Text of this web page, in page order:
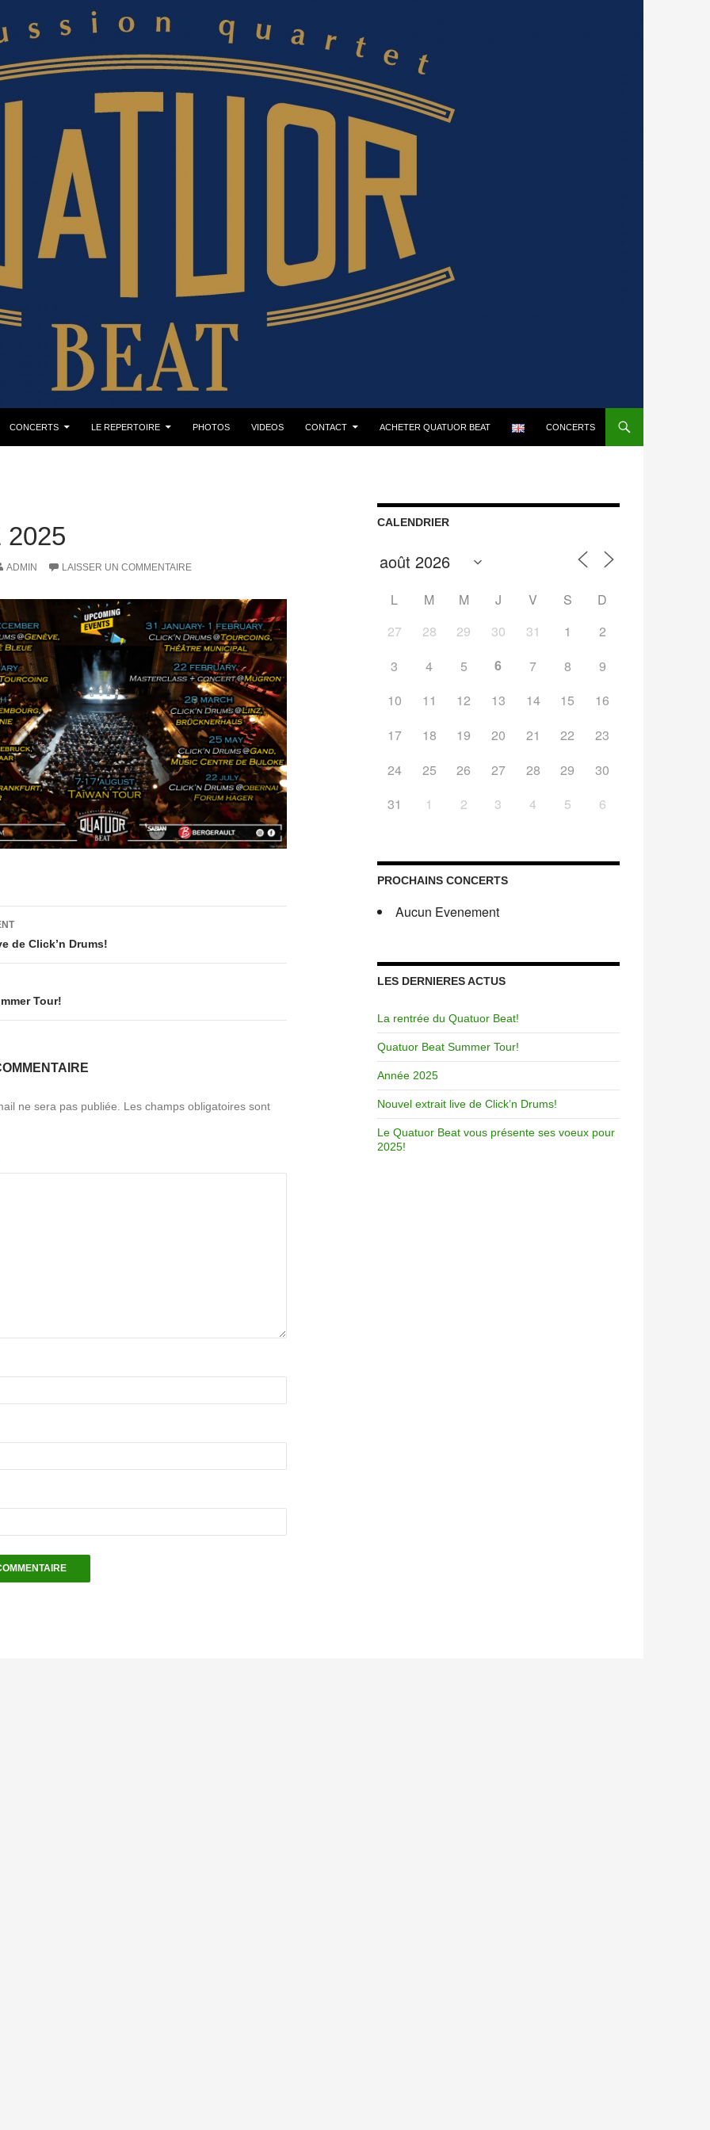
CONCERTS LE REPERTOIRE PHOTOS VIDEOS CONTACT ACHETER QUATUOR BEAT CONCERTS
2025
ADMIN LAISSER UN COMMENTAIRE
de Click’n Drums!
Tour!
ne sera pas publiée. Les champs obligatoires sont
CALENDRIER
L M M J V S
D
27
28 29 30 31 1
2
3
4 5 6 7 8
9
10
11 12 13 14 15
16
17
18 19 20 21 22
23
24
25 26 27 28 29
30
31
1 2 3 4 5 6
PROCHAINS CONCERTS
Aucun Evenement
LES DERNIERES ACTUS
La rentrée du Quatuor Beat!
Quatuor Beat Summer Tour!
Année 2025
Nouvel extrait live de Click’n Drums!
Le Quatuor Beat vous présente ses voeux pour
2025!